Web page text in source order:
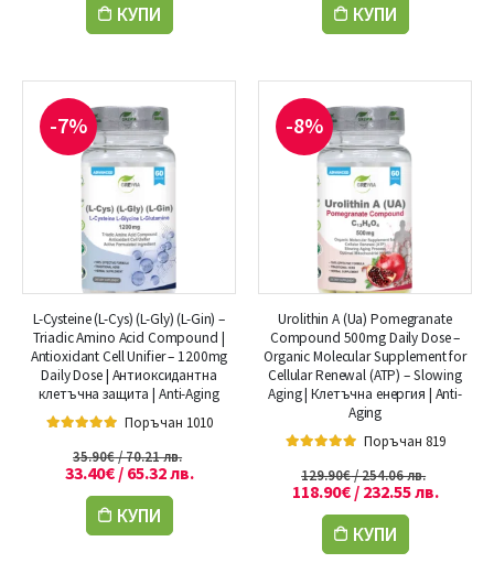
КУПИ КУПИ
-7%
L-Cysteine (L-Cys) (L-Gly) (L-Gin) –
Triadic Amino Acid Compound |
Antioxidant Cell Unifier – 1200mg
Daily Dose | Антиоксидантна
клетъчна защита | Anti-Aging
Поръчан 1010
35.90€/ 70.21 лв.
33.40€/ 65.32 лв.
КУПИ
-8%
Urolithin A (Ua) Pomegranate
Compound 500mg Daily Dose –
Organic Molecular Supplement for
Cellular Renewal (ATP) – Slowing
Aging | Клетъчна енергия | Anti-
Aging
Поръчан 819
129.90€/ 254.06 лв.
118.90€/ 232.55 лв.
КУПИ